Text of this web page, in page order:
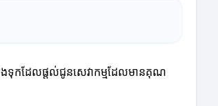
រុងទុកដែលផ្តល់ជូនសេវាកម្មដែលមានគុណ